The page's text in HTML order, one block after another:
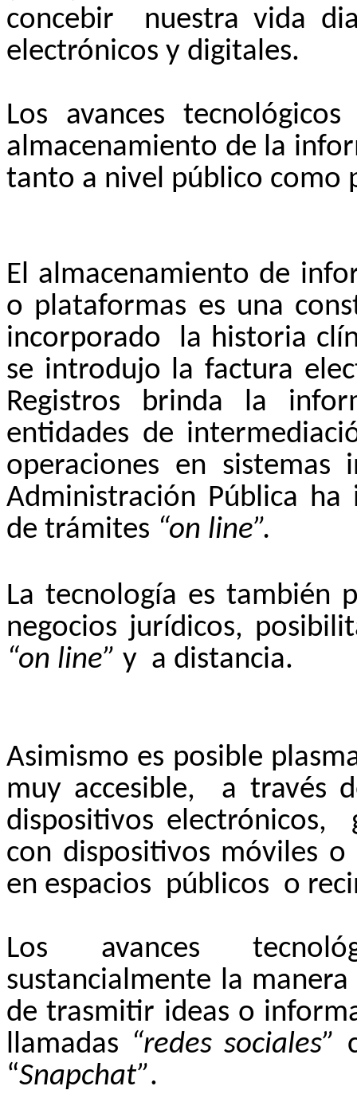
concebir
nuestra vida
electrónicos y digitales.
Los avances
almacenamiento de la
tanto a nivel público como
El almacenamiento de
o plataformas es una
incorporado
la historia
se introdujo la factura
Registros brinda la
entidades de
operaciones en
Administración Pública
de trámites “on line”.
La tecnología es también
negocios jurídicos,
“on line” y a distancia.
Asimismo es posible
muy accesible,
a través
dispositivos electrónicos,
con dispositivos móviles o
en espacios públicos o
Los avances
sustancialmente la
de trasmitir ideas o
llamadas “redes sociales”
“Snapchat”.